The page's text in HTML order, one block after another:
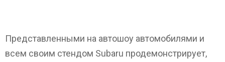
Представленными на автошоу автомобилями и
всем своим стендом Subaru продемонстрирует,